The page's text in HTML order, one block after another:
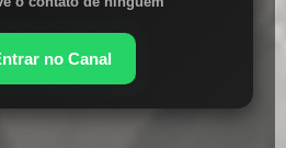
no Canal